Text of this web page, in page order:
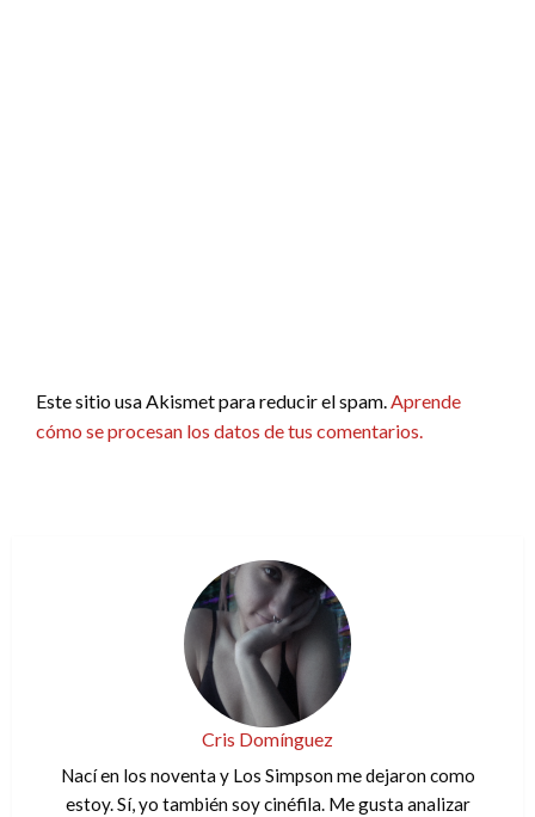
Este sitio usa Akismet para reducir el spam.Aprende
cómo se procesan los datos de tus comentarios.
Cris Domínguez
Nací en los noventa y Los Simpson me dejaron como
estoy. Sí, yo también soy cinéfila. Me gusta analizar